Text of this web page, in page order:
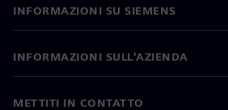
INFORMAZIONI SU SIEMENS
INFORMAZIONI SULL'AZIENDA
METTITI IN CONTATTO